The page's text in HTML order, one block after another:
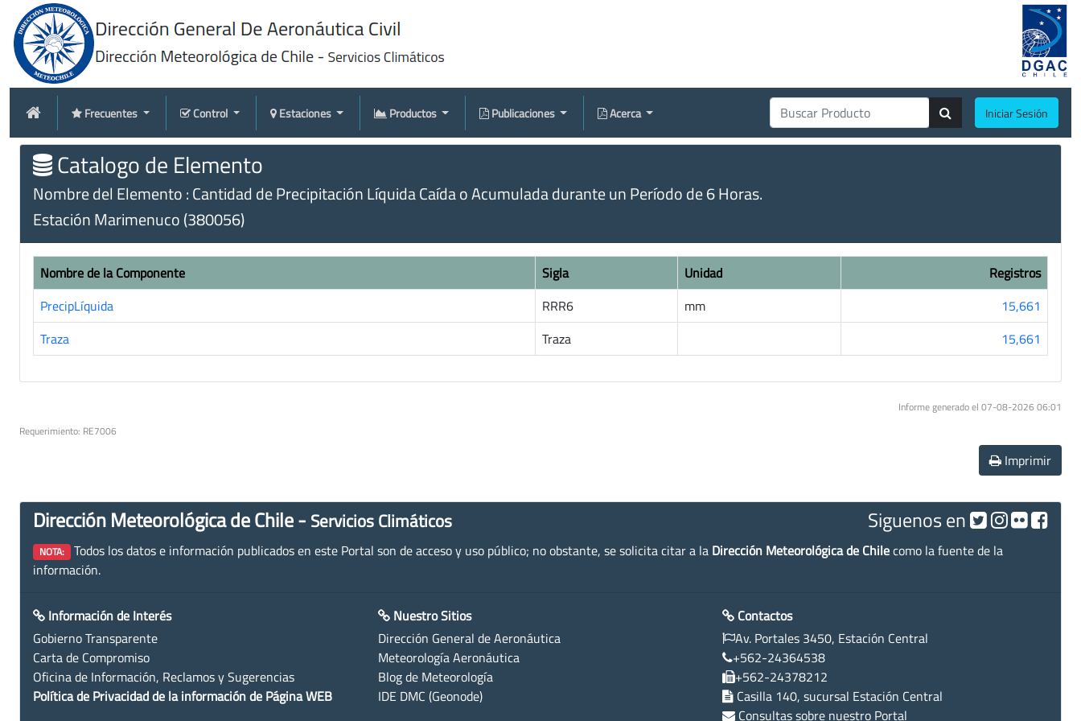
Frecuentes Control Estaciones Productos Publicaciones Acerca Iniciar Sesión
Catalogo de Elemento
Nombre del Elemento : Cantidad de Precipitación Líquida Caída o Acumulada durante un Período de 6 Horas.
Estación Marimenuco (380056)
Nombre de la Componente Sigla Unidad
Registros
PrecipLíquida
RRR6 mm
15,661
Traza
Traza 15,661
Informe generado el 07-08-2026 06:01
Requerimiento: RE7006
Imprimir
Dirección Meteorológica de Chile - Servicios Climáticos Siguenos en
NOTA: Todos los datos e información publicados en este Portal son de acceso y uso público; no obstante, se solicita citar a la Dirección Meteorológica de Chilecomo la fuente de la
información.
Información de Interés
Gobierno Transparente
Carta de Compromiso
Oficina de Información, Reclamos y Sugerencias
Política de Privacidad de la información de Página WEB
Nuestro Sitios
Dirección General de Aeronáutica
Meteorología Aeronáutica
Blog de Meteorología
IDE DMC (Geonode)
Contactos
Av. Portales 3450, Estación Central
+562-24364538
+562-24378212
Casilla 140, sucursal Estación Central
Consultas sobre nuestro Portal